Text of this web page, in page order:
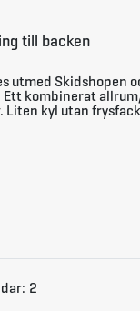
till backen
utmed Skidshopen
Ett kombinerat
kyl utan
2